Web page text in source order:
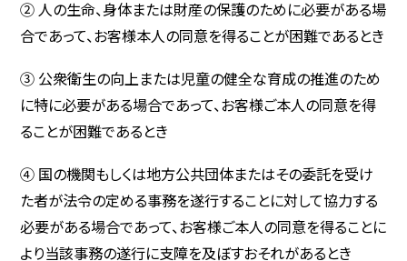
② 人の生命、身体または財産の保護のために必要がある場
合であって、お客様本人の同意を得ることが困難であるとき
③ 公衆衛生の向上または児童の健全な育成の推進のため
に特に必要がある場合であって、お客様ご本人の同意を得
ることが困難であるとき
④ 国の機関もしくは地方公共団体またはその委託を受け
た者が法令の定める事務を遂行することに対して協力する
必要がある場合であって、お客様ご本人の同意を得ることに
より当該事務の遂行に支障を及ぼすおそれがあるとき